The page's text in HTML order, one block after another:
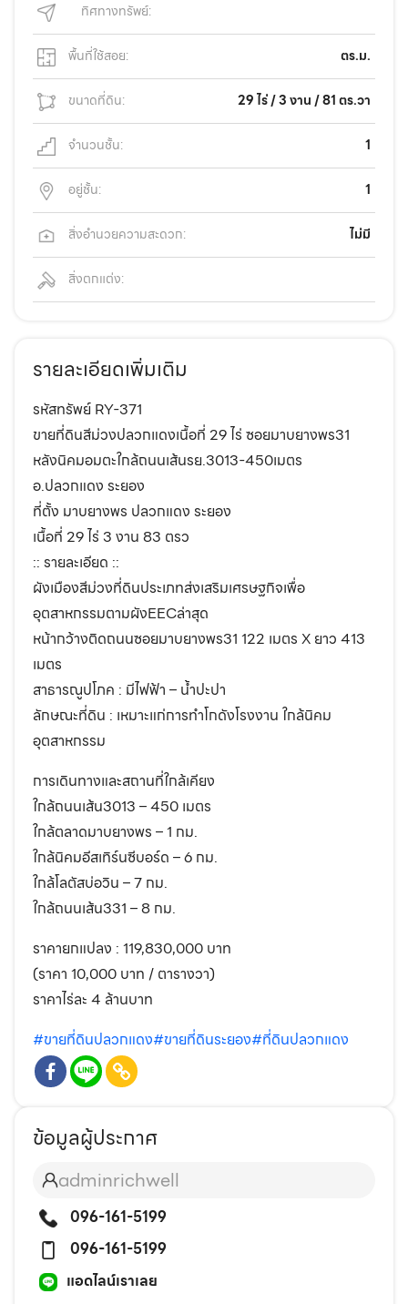
ทิศทางทรัพย์:
พื้นที่ใช้สอย: ตร.ม.
ขนาดที่ดิน: 29 ไร่ / 3 งาน / 81 ตร.วา
จำนวนชั้น: 1
อยู่ชั้น: 1
สิ่งอำนวยความสะดวก: ไม่มี
สิ่งตกแต่ง:
รายละเอียดเพิ่มเติม
รหัสทรัพย์ RY-371
ขายที่ดินสีม่วงปลวกแดงเนื้อที่ 29 ไร่ ซอยมาบยางพร31
หลังนิคมอมตะใกล้ถนนเส้นรย.3013-450เมตร
อ.ปลวกแดง ระยอง
ที่ตั้ง มาบยางพร ปลวกแดง ระยอง
เนื้อที่ 29 ไร่ 3 งาน 83 ตรว
:: รายละเอียด ::
ผังเมืองสีม่วงที่ดินประเภทส่งเสริมเศรษฐกิจเพื่อ
อุตสาหกรรมตามผังEECล่าสุด
หน้ากว้างติดถนนซอยมาบยางพร31 122 เมตร X ยาว 413
เมตร
สาธารณูปโภค : มีไฟฟ้า – น้ำปะปา
ลักษณะที่ดิน : เหมาะแก่การทำโกดังโรงงาน ใกล้นิคม
อุตสาหกรรม
การเดินทางและสถานที่ใกล้เคียง
ใกล้ถนนเส้น3013 – 450 เมตร
ใกล้ตลาดมาบยางพร – 1 กม.
ใกล้นิคมอีสเทิร์นซีบอร์ด – 6 กม.
ใกล้โลตัสบ่อวิน – 7 กม.
ใกล้ถนนเส้น331 – 8 กม.
ราคายกแปลง : 119,830,000 บาท
(ราคา 10,000 บาท / ตารางวา)
ราคาไร่ละ 4 ล้านบาท
#ขายที่ดินปลวกแดง#ขายที่ดินระยอง#ที่ดินปลวกแดง
ข้อมูลผู้ประกาศ
adminrichwell
096-161-5199
096-161-5199
แอดไลน์เราเลย